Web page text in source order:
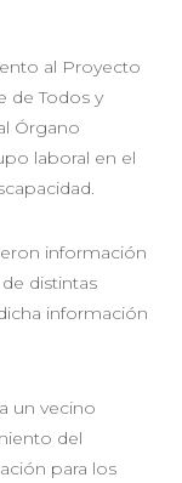
al Proyecto
de Todos y
Órgano
laboral en el
información
distintas
información
un vecino
del
para los